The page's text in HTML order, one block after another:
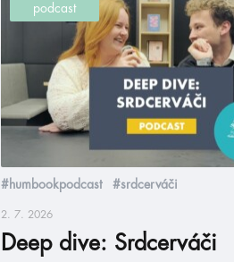
podcast
#humbookpodcast #srdcerváči
2. 7. 2026
Deep dive: Srdcerváči